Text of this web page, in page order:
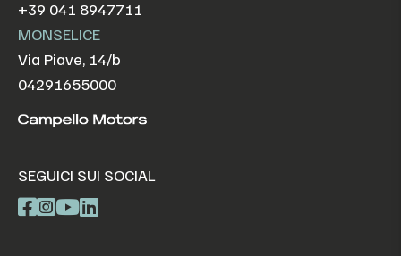
+39 041 8947711
MONSELICE
Via Piave, 14/b
04291655000
SEGUICI SUI SOCIAL